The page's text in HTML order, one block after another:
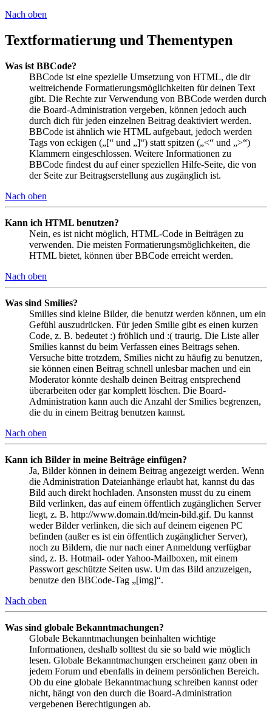
Nach oben
Textformatierung und Thementypen
Was ist BBCode?
BBCode ist eine spezielle Umsetzung von HTML, die dir
weitreichende Formatierungsmöglichkeiten für deinen Text
gibt. Die Rechte zur Verwendung von BBCode werden durch
die Board-Administration vergeben, können jedoch auch
durch dich für jeden einzelnen Beitrag deaktiviert werden.
BBCode ist ähnlich wie HTML aufgebaut, jedoch werden
Tags von eckigen („[“ und „]“) statt spitzen („<“ und „>“)
Klammern eingeschlossen. Weitere Informationen zu
BBCode findest du auf einer speziellen Hilfe-Seite, die von
der Seite zur Beitragserstellung aus zugänglich ist.
Nach oben
Kann ich HTML benutzen?
Nein, es ist nicht möglich, HTML-Code in Beiträgen zu
verwenden. Die meisten Formatierungsmöglichkeiten, die
HTML bietet, können über BBCode erreicht werden.
Nach oben
Was sind Smilies?
Smilies sind kleine Bilder, die benutzt werden können, um ein
Gefühl auszudrücken. Für jeden Smilie gibt es einen kurzen
Code, z. B. bedeutet :) fröhlich und :( traurig. Die Liste aller
Smilies kannst du beim Verfassen eines Beitrags sehen.
Versuche bitte trotzdem, Smilies nicht zu häufig zu benutzen,
sie können einen Beitrag schnell unlesbar machen und ein
Moderator könnte deshalb deinen Beitrag entsprechend
überarbeiten oder gar komplett löschen. Die Board-
Administration kann auch die Anzahl der Smilies begrenzen,
die du in einem Beitrag benutzen kannst.
Nach oben
Kann ich Bilder in meine Beiträge einfügen?
Ja, Bilder können in deinem Beitrag angezeigt werden. Wenn
die Administration Dateianhänge erlaubt hat, kannst du das
Bild auch direkt hochladen. Ansonsten musst du zu einem
Bild verlinken, das auf einem öffentlich zugänglichen Server
liegt, z. B. http://www.domain.tld/mein-bild.gif. Du kannst
weder Bilder verlinken, die sich auf deinem eigenen PC
befinden (außer es ist ein öffentlich zugänglicher Server),
noch zu Bildern, die nur nach einer Anmeldung verfügbar
sind, z. B. Hotmail- oder Yahoo-Mailboxen, mit einem
Passwort geschützte Seiten usw. Um das Bild anzuzeigen,
benutze den BBCode-Tag „[img]“.
Nach oben
Was sind globale Bekanntmachungen?
Globale Bekanntmachungen beinhalten wichtige
Informationen, deshalb solltest du sie so bald wie möglich
lesen. Globale Bekanntmachungen erscheinen ganz oben in
jedem Forum und ebenfalls in deinem persönlichen Bereich.
Ob du eine globale Bekanntmachung schreiben kannst oder
nicht, hängt von den durch die Board-Administration
vergebenen Berechtigungen ab.